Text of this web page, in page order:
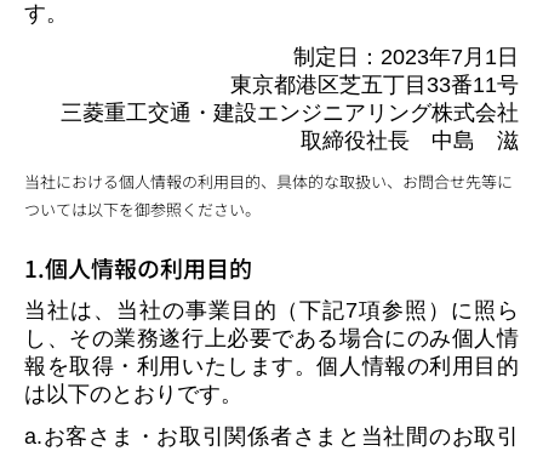
す。
制定日：2023年7月1日
東京都港区芝五丁目33番11号
三菱重工交通・建設エンジニアリング株式会社
取締役社長 中島 滋
当社における個人情報の利用目的、具体的な取扱い、お問合せ先等に
ついては以下を御参照ください。
1.個人情報の利用目的
当社は、当社の事業目的（下記7項参照）に照ら
し、その業務遂行上必要である場合にのみ個人情
報を取得・利用いたします。個人情報の利用目的
は以下のとおりです。
a.お客さま・お取引関係者さまと当社間のお取引